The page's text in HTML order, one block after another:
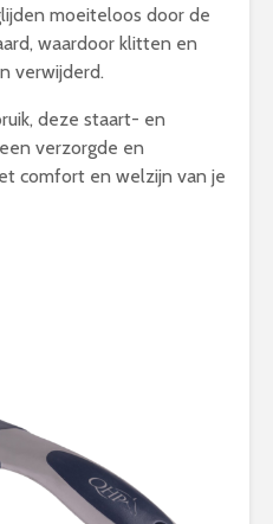
moeiteloos door de
waardoor klitten en
verwijderd.
deze staart- en
verzorgde en
comfort en welzijn van je